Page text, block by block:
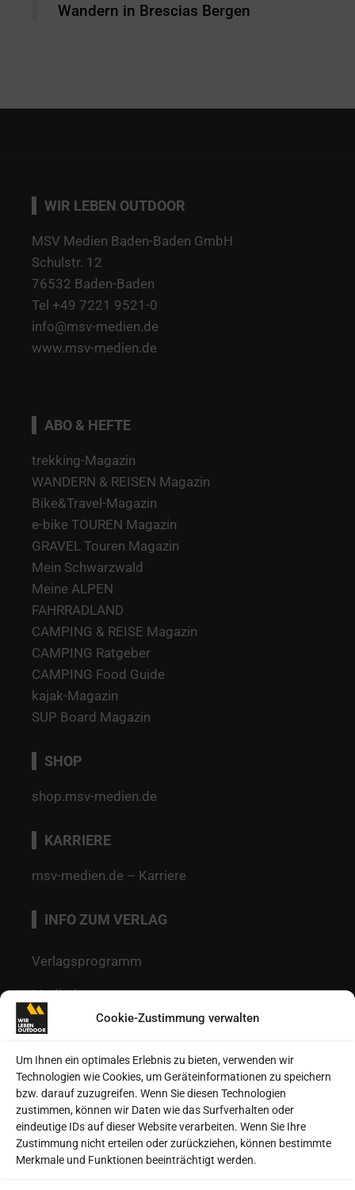
Cookie-Zustimmung verwalten
Um Ihnen ein optimales Erlebnis zu bieten, verwenden wir
Technologien wie Cookies, um Geräteinformationen zu speichern
bzw. darauf zuzugreifen. Wenn Sie diesen Technologien
zustimmen, können wir Daten wie das Surfverhalten oder
eindeutige IDs auf dieser Website verarbeiten. Wenn Sie Ihre
Zustimmung nicht erteilen oder zurückziehen, können bestimmte
Merkmale und Funktionen beeinträchtigt werden.
Wandern in Brescias Bergen
WIR LEBEN OUTDOOR
MSV Medien Baden-Baden GmbH
Schulstr. 12
76532 Baden-Baden
Tel +49 7221 9521-0
info@msv-medien.de
www.msv-medien.de
ABO & HEFTE
trekking-Magazin
WANDERN & REISEN Magazin
Bike&Travel-Magazin
e-bike TOUREN Magazin
GRAVEL Touren Magazin
Mein Schwarzwald
Meine ALPEN
FAHRRADLAND
CAMPING & REISE Magazin
CAMPING Ratgeber
CAMPING Food Guide
kajak-Magazin
SUP Board Magazin
SHOP
shop.msv-medien.de
KARRIERE
msv-medien.de – Karriere
INFO ZUM VERLAG
Verlagsprogramm
Mediadaten
Redaktion
Kontakt
Autoren
Datenschutz
Impressum